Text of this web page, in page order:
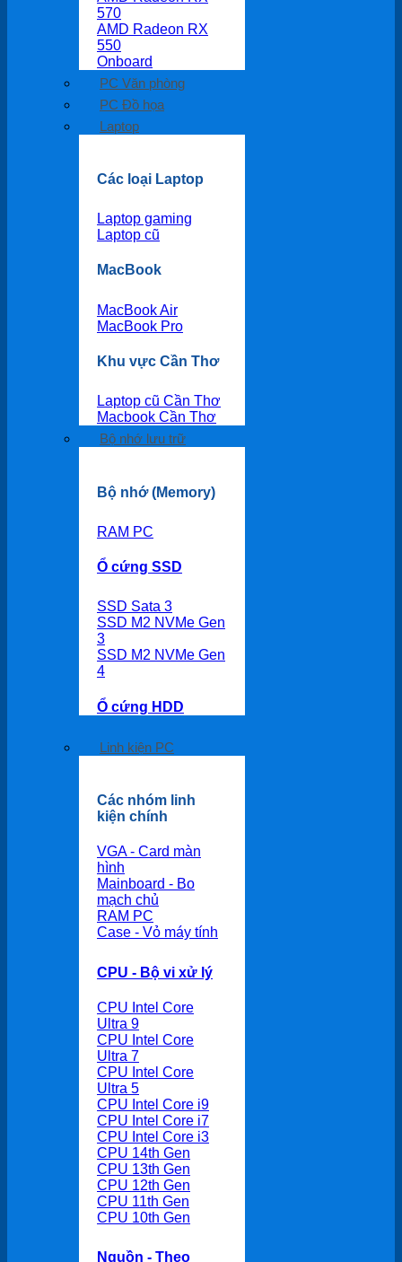
570
AMD Radeon RX
550
Onboard
PC Văn phòng
PC Đồ họa
Laptop
Các loại Laptop
Laptop gaming
Laptop cũ
MacBook
MacBook Air
MacBook Pro
Khu vực Cần Thơ
Laptop cũ Cần Thơ
Macbook Cần Thơ
Bộ nhớ lưu trữ
Bộ nhớ (Memory)
RAM PC
Ổ cứng SSD
SSD Sata 3
SSD M2 NVMe Gen
3
SSD M2 NVMe Gen
4
Ổ cứng HDD
Linh kiện PC
Các nhóm linh
kiện chính
VGA - Card màn
hình
Mainboard - Bo
mạch chủ
RAM PC
Case - Vỏ máy tính
CPU - Bộ vi xử lý
CPU Intel Core
Ultra 9
CPU Intel Core
Ultra 7
CPU Intel Core
Ultra 5
CPU Intel Core i9
CPU Intel Core i7
CPU Intel Core i3
CPU 14th Gen
CPU 13th Gen
CPU 12th Gen
CPU 11th Gen
CPU 10th Gen
Nguồn - Theo